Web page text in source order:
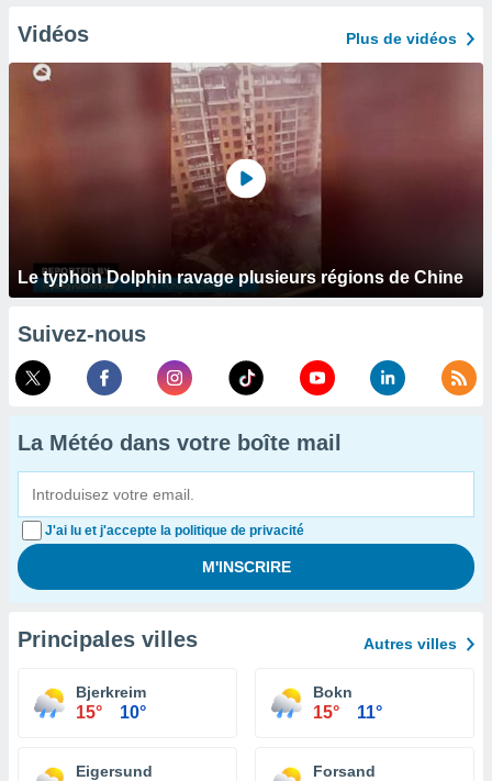
Vidéos Plus de vidéos
Le typhon Dolphin ravage plusieurs régions de Chine
Suivez-nous
La Météo dans votre boîte mail
J'ai lu et j'accepte la politique de privacité
Principales villes Autres villes
Bjerkreim
15° 10°
Bokn
15° 11°
Eigersund Forsand